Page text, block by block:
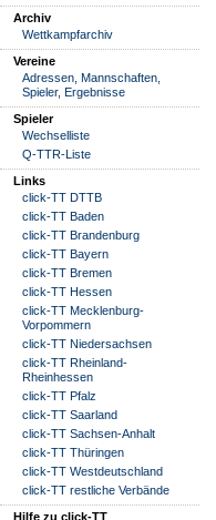
Archiv
Wettkampfarchiv
Vereine
Adressen, Mannschaften,
Spieler, Ergebnisse
Spieler
Wechselliste
Q-TTR-Liste
Links
click-TT DTTB
click-TT Baden
click-TT Brandenburg
click-TT Bayern
click-TT Bremen
click-TT Hessen
click-TT Mecklenburg-
Vorpommern
click-TT Niedersachsen
click-TT Rheinland-
Rheinhessen
click-TT Pfalz
click-TT Saarland
click-TT Sachsen-Anhalt
click-TT Thüringen
click-TT Westdeutschland
click-TT restliche Verbände
Hilfe zu click-TT